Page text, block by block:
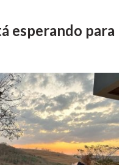
esperando para